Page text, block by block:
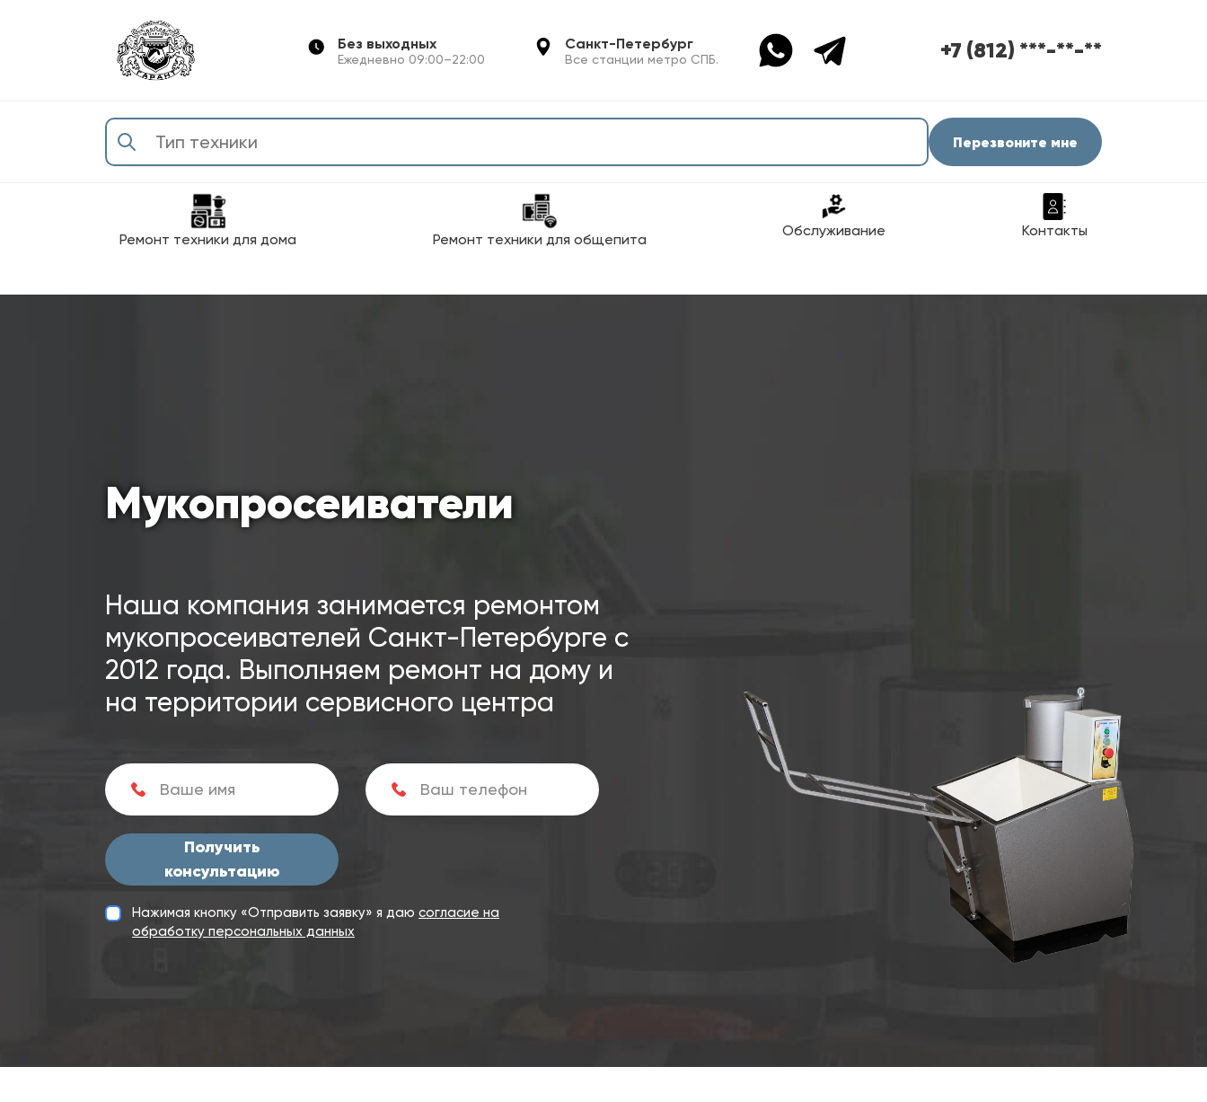
Без выходных
Ежедневно 09:00–22:00
Санкт-Петербург
Все станции метро СПБ. +7 (812) ***-**-**
Перезвоните мне
Ремонт техники для дома Ремонт техники для общепита
Обслуживание Контакты
Мукопросеиватели
Наша компания занимается ремонтом
мукопросеивателей Санкт-Петербурге с
2012 года. Выполняем ремонт на дому и
на территории сервисного центра
Получить
консультацию
Нажимая кнопку «Отправить заявку» я даю согласие на
обработку персональных данных